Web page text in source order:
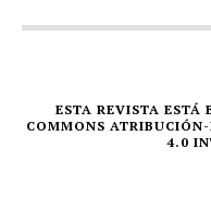
ESTA REVISTA ESTÁ
COMMONS
4.0